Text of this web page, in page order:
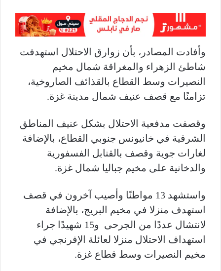
وأفادت المصادر، بأن زوارق الاحتلال استهدفت
شاطئ الزهراء والمغراقة شمال مخيم
النصيرات وسط القطاع بالقذائف الصاروخية،
تزامنًا مع قصف عنيف شمال مدينة غزة.
وقصفت مدفعية الاحتلال بشكل عنيف المناطق
الشرقية في خانيونس جنوبي القطاع، بالإضافة
لغارات جوية وقصف بالقنابل الفسفورية
والدخانية على مخيم جباليا شمال غزة.
واستشهد 13 مواطنًا وأصيب آخرون في قصف
استهدف منزلا في مخيم البريج، بالإضافة
لانتشال عددًا من الجرحى و15 شهيدًا جراء
استهداف الاحتلال منزلا لعائلة الإفرنجي في
مخيم النصيرات وسط قطاع غزة.